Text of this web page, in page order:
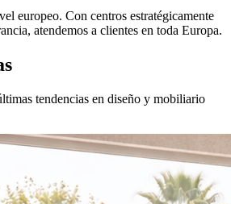
europeo. Con centros estratégicamente
atendemos a clientes en toda Europa.
tendencias en diseño y mobiliario